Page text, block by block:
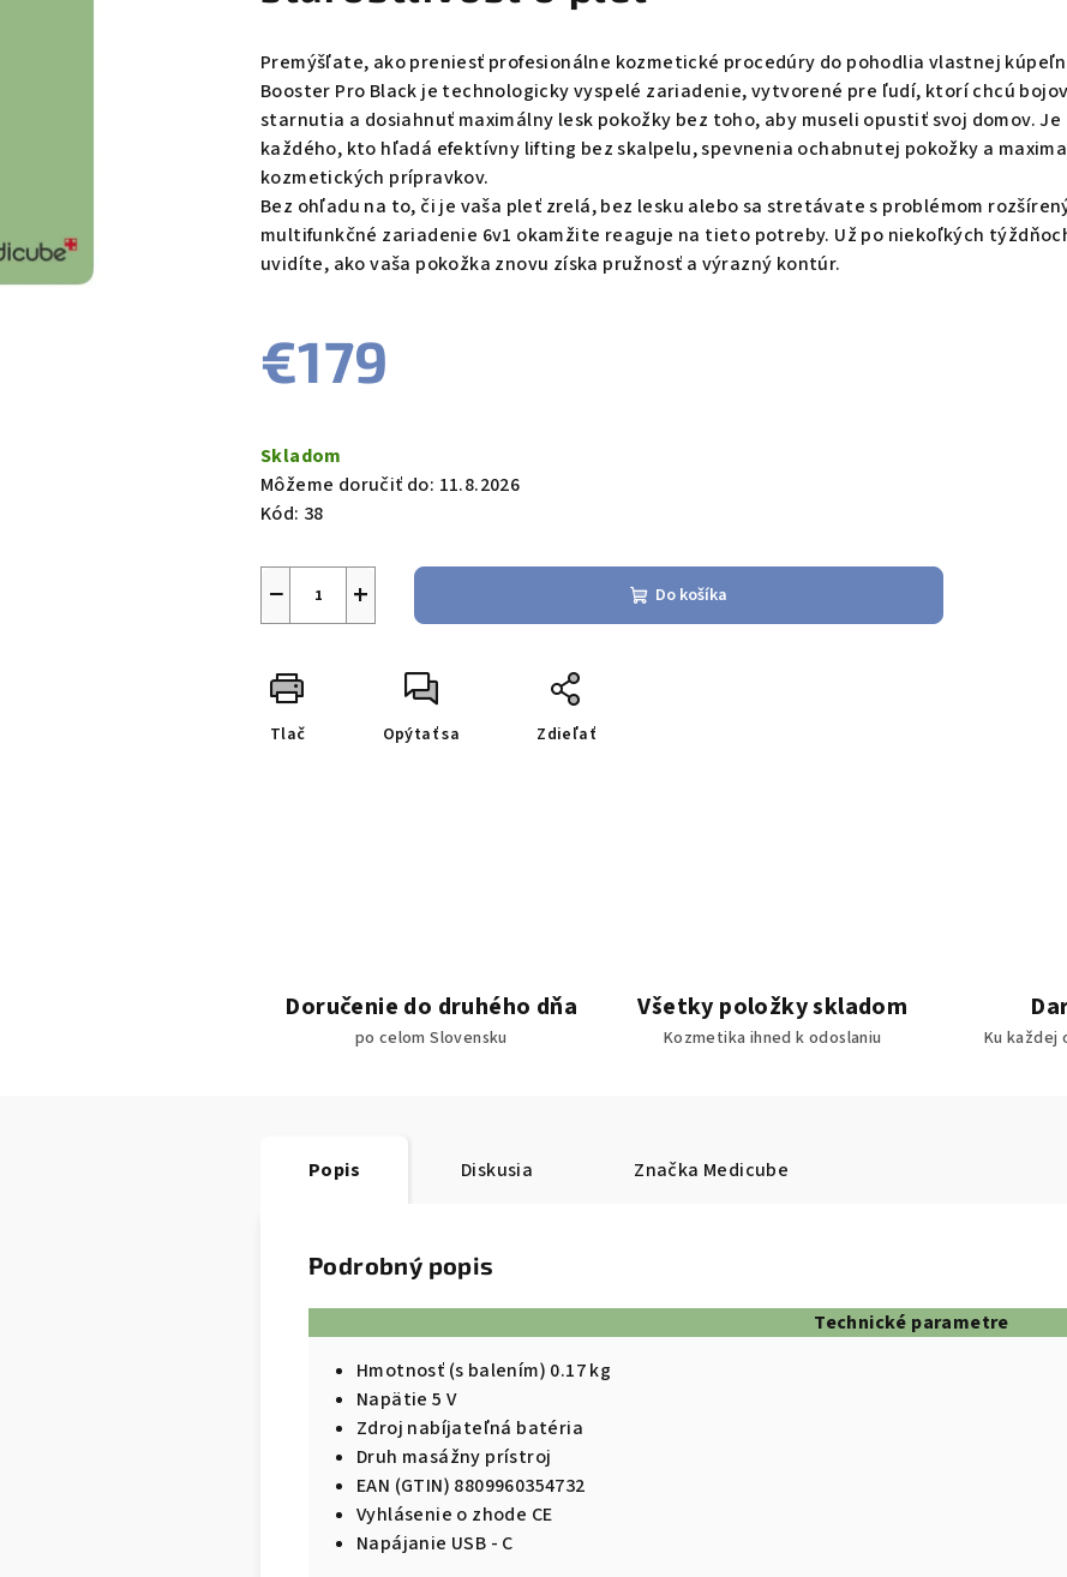
Premýšľate, ako preniesť profesionálne kozmetické procedúry do pohodlia vlastnej
Booster Pro Black je technologicky vyspelé zariadenie, vytvorené pre ľudí, ktorí chcú
starnutia a dosiahnuť maximálny lesk pokožky bez toho, aby museli opustiť svoj domov.
každého, kto hľadá efektívny lifting bez skalpelu, spevnenia ochabnutej pokožky a
kozmetických prípravkov.
Bez ohľadu na to, či je vaša pleť zrelá, bez lesku alebo sa stretávate s problémom
multifunkčné zariadenie 6v1 okamžite reaguje na tieto potreby. Už po niekoľkých
uvidíte, ako vaša pokožka znovu získa pružnosť a výrazný kontúr.
€179
cena:
Skladom
Môžeme doručiť do: 11.8.2026
Kód: 38
+
− Do košíka
Tlač Opýtať sa Zdieľať
Doručenie do druhého dňa
po celom Slovensku
Všetky položky skladom
Kozmetika ihned k odoslaniu Ku každej
Popis Diskusia Značka Medicube
Podrobný popis
Technické parametre
Hmotnosť (s balením) 0.17 kg
Napätie 5 V
Zdroj nabíjateľná batéria
Druh masážny prístroj
EAN (GTIN) 8809960354732
Vyhlásenie o zhode CE
Napájanie USB - C